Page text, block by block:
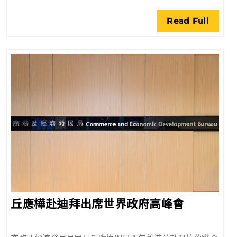
港
招
Read Full
Full
丘應樺赴迪拜出席世界政府高峰會丘